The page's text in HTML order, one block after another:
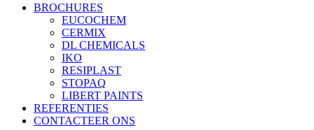
BROCHURES
EUCOCHEM
CERMIX
DL CHEMICALS
IKO
RESIPLAST
STOPAQ
LIBERT PAINTS
REFERENTIES
CONTACTEER ONS